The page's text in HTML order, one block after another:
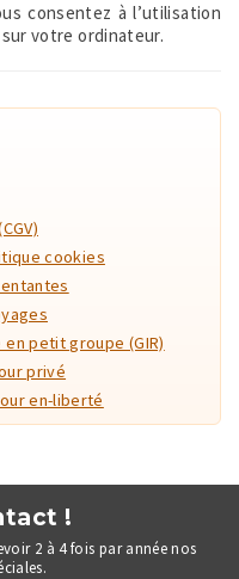
consentez à l’utilisation
votre ordinateur.
cookies
petit groupe (GIR)
privé
en-liberté
!
2 à 4 fois par année nos